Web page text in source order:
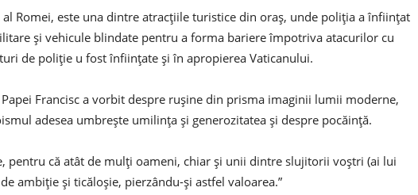
Romei, este una dintre atracțiile turistice din oraș, unde poliția a înființat
și vehicule blindate pentru a forma bariere împotriva atacurilor cu
de poliție u fost înființate și în apropierea Vaticanului.
Francisc a vorbit despre rușine din prisma imaginii lumii moderne,
adesea umbrește umilința și generozitatea și despre pocăință.
pentru că atât de mulți oameni, chiar și unii dintre slujitorii voștri (ai lui
ambiție și ticăloșie, pierzându-și astfel valoarea.”